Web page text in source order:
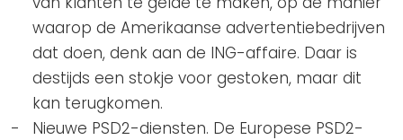
waarop de Amerikaanse advertentiebedrijven
dat doen, denk aan de ING-affaire. Daar is
destijds een stokje voor gestoken, maar dit
kan terugkomen.
Nieuwe PSD2-diensten. De Europese PSD2-